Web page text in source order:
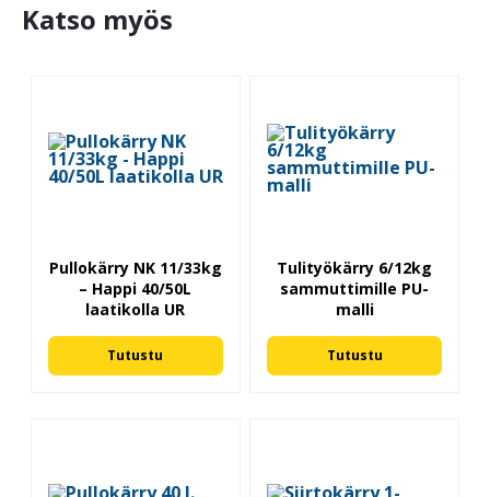
Katso myös
Pullokärry NK 11/33kg
– Happi 40/50L
laatikolla UR
Tutustu
Tulityökärry 6/12kg
sammuttimille PU-
malli
Tutustu